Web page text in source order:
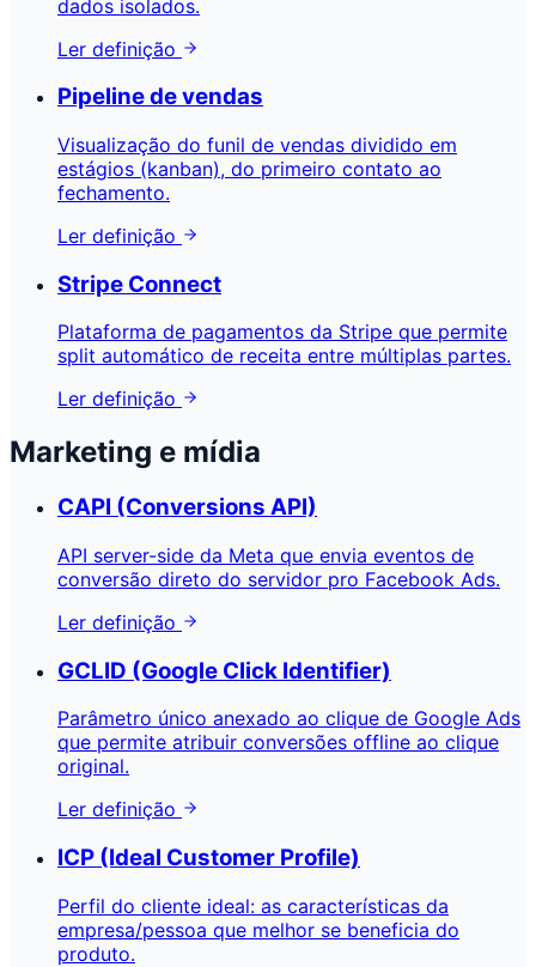
dados isolados.
Ler definição
Pipeline de vendas
Visualização do funil de vendas dividido em
estágios (kanban), do primeiro contato ao
fechamento.
Ler definição
Stripe Connect
Plataforma de pagamentos da Stripe que permite
split automático de receita entre múltiplas partes.
Ler definição
Marketing e mídia
CAPI (Conversions API)
API server-side da Meta que envia eventos de
conversão direto do servidor pro Facebook Ads.
Ler definição
GCLID (Google Click Identifier)
Parâmetro único anexado ao clique de Google Ads
que permite atribuir conversões offline ao clique
original.
Ler definição
ICP (Ideal Customer Profile)
Perfil do cliente ideal: as características da
empresa/pessoa que melhor se beneficia do
produto.